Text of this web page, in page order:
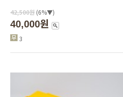
42,500원 (6%▼)
40,000원
3